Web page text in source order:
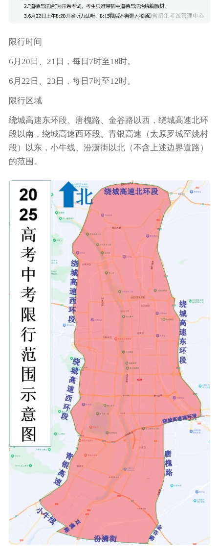
限行时间
6月20日、21日，每日7时至18时。
6月22日、23日，每日7时至12时。
限行区域
绕城高速东环段、唐槐路、金谷路以西，绕城高速北环
段以南，绕城高速西环段、青银高速（太原罗城至姚村
段）以东，小牛线、汾潇街以北（不含上述边界道路）
的范围。